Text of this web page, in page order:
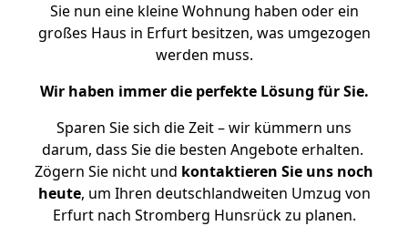
Sie nun eine kleine Wohnung haben oder ein
großes Haus in Erfurt besitzen, was umgezogen
werden muss.
Wir haben immer die perfekte Lösung für Sie.
Sparen Sie sich die Zeit – wir kümmern uns
darum, dass Sie die besten Angebote erhalten.
Zögern Sie nicht und kontaktieren Sie uns noch
heute, um Ihren deutschlandweiten Umzug von
Erfurt nach Stromberg Hunsrück zu planen.